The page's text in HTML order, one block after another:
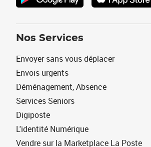
Nos Services
Envoyer sans vous déplacer
Envois urgents
Déménagement, Absence
Services Seniors
Digiposte
L'identité Numérique
Vendre sur la Marketplace La Poste